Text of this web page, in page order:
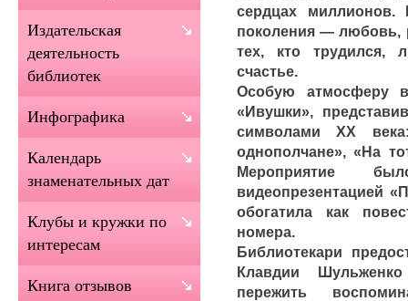
сердцах
поколения — любовь,
тех, кто трудился,
счастье.
Особую атмосферу
«Ивушки»,
символами XX
однополчане», «На
Мероприятие
видеопрезентацией
обогатила как
номера.
Библиотекари
Клавдии Шульженко
пережить
Издательская
деятельность
библиотек
Инфографика
Календарь
знаменательных дат
Клубы и кружки по
интересам
Книга отзывов